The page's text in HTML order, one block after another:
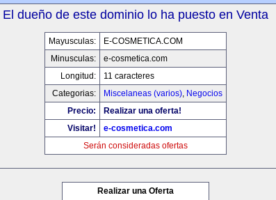
El dueño de este dominio lo ha puesto en Venta
Mayusculas:
E-COSMETICA.COM
Minusculas:
e-cosmetica.com
Longitud:
11 caracteres
Categorias:
Miscelaneas (varios), Negocios
Precio:
Realizar una oferta!
Visitar!
e-cosmetica.com
Serán consideradas ofertas
Realizar una Oferta